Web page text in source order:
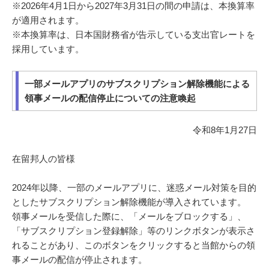
※2026年4月1日から2027年3月31日の間の申請は、本換算率
が適用されます。
※本換算率は、日本国財務省が告示している支出官レートを
採用しています。
一部メールアプリのサブスクリプション解除機能による
領事メールの配信停止についての注意喚起
令和8年1月27日
在留邦人の皆様
2024年以降、一部のメールアプリに、迷惑メール対策を目的
としたサブスクリプション解除機能が導入されています。
領事メールを受信した際に、「メールをブロックする」、
「サブスクリプション登録解除」等のリンクボタンが表示さ
れることがあり、このボタンをクリックすると当館からの領
事メールの配信が停止されます。